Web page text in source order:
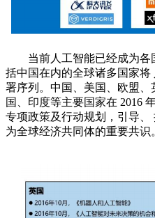
当前人工智能已经成为各
括中国在内的全球诸多国家
署序列。中国、美国、欧盟
国、印度等主要国家在 2016
专项政策及行动规划，引导
为全球经济共同体的重要共识